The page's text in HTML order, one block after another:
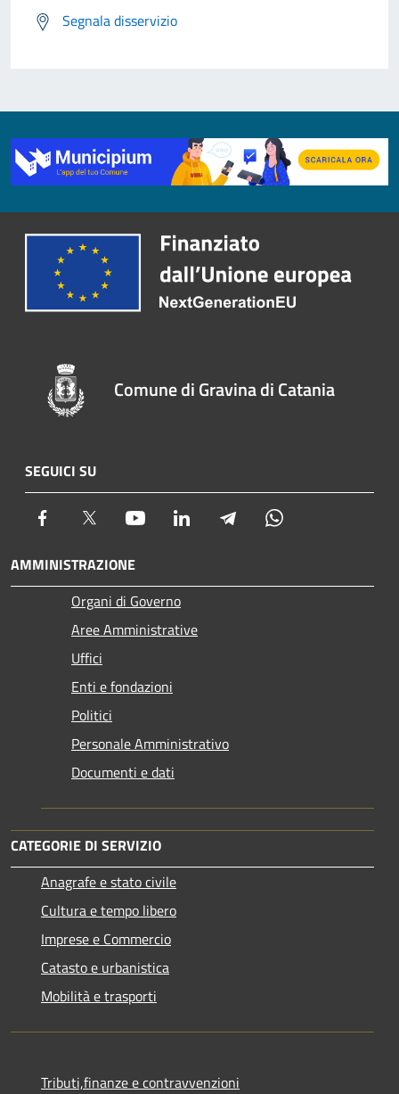
Segnala disservizio
Comune di Gravina di Catania
SEGUICI SU
Facebook Twitter Youtube LinkedIn Telegram
AMMINISTRAZIONE
Organi di Governo
Aree Amministrative
Uffici
Enti e fondazioni
Politici
Personale Amministrativo
Documenti e dati
CATEGORIE DI SERVIZIO
Anagrafe e stato civile
Cultura e tempo libero
Imprese e Commercio
Catasto e urbanistica
Mobilità e trasporti
Tributi,finanze e contravvenzioni